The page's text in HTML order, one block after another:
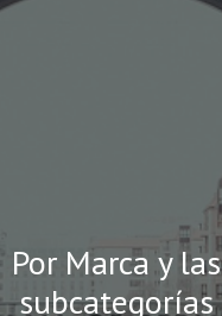
Por Marca y las
subcategorías